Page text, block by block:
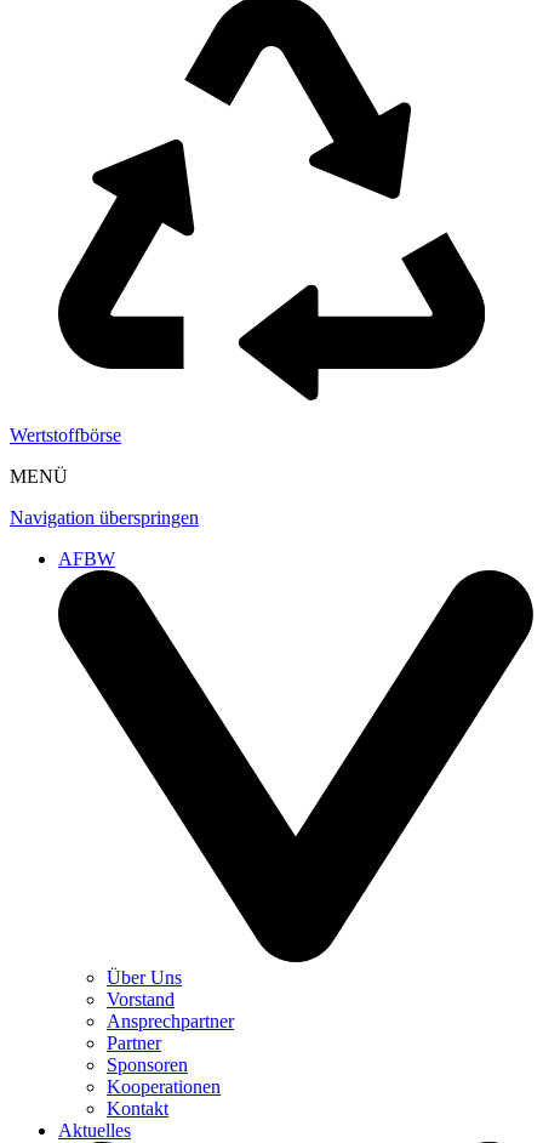
Wertstoffbörse
MENÜ
Navigation überspringen
AFBW
Über Uns
Vorstand
Ansprechpartner
Partner
Sponsoren
Kooperationen
Kontakt
Aktuelles